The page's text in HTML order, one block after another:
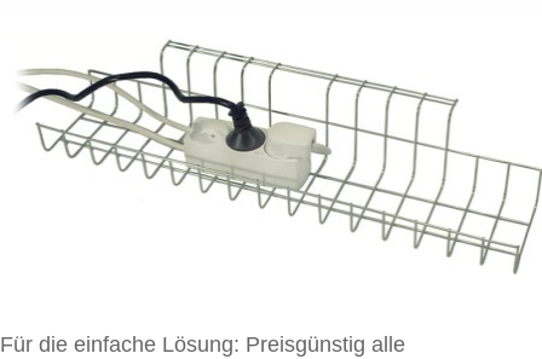
Für die einfache Lösung: Preisgünstig alle